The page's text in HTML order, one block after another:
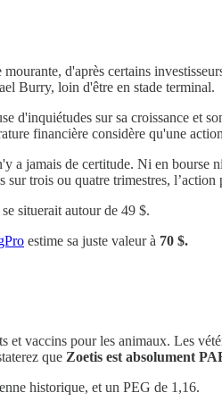
d'après certains
Burry, loin d'être en stade terminal.
sur sa croissance et
financière considère qu'une
a jamais de certitude. Ni en bourse
sur trois ou quatre trimestres,
situerait autour de 49 $.
estime sa juste valeur à 70 $.
et vaccins pour les animaux. Les
que Zoetis est absolument
historique, et un PEG de 1,16.